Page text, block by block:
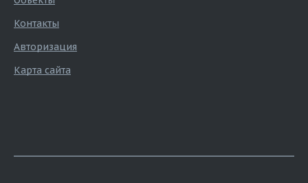
Контакты
Авторизация
Карта сайта